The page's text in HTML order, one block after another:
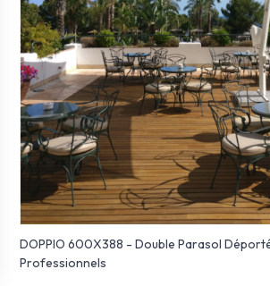
DOPPIO 600X388 - Double Parasol
Professionnels